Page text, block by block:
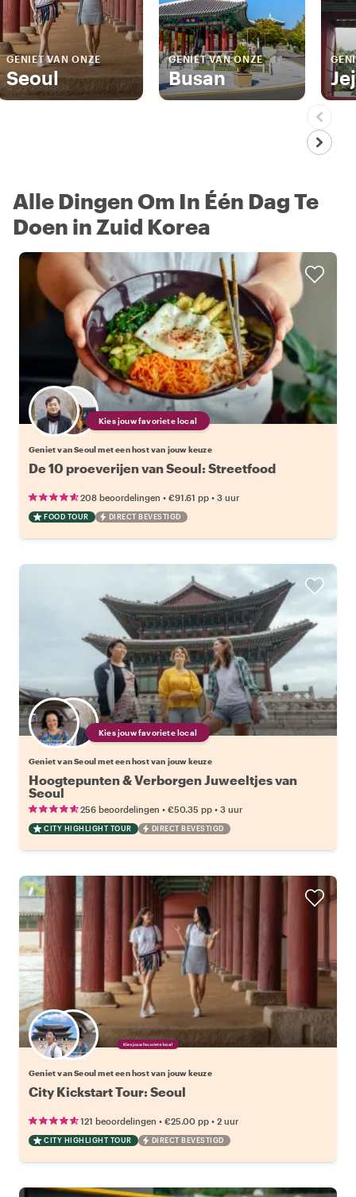
GENIET VAN ONZE
Seoul
GENIET VAN ONZE
Busan
Alle Dingen Om In Één Dag Te
Doen in Zuid Korea
Kies jouw favoriete local
Geniet van Seoul met een host van jouw keuze
De 10 proeverijen van Seoul: Streetfood
208 beoordelingen • €91.61 pp • 3 uur
FOOD TOUR DIRECT BEVESTIGD
Kies jouw favoriete local
Geniet van Seoul met een host van jouw keuze
Hoogtepunten & Verborgen Juweeltjes van
Seoul
256 beoordelingen • €50.35 pp • 3 uur
CITY HIGHLIGHT TOUR DIRECT BEVESTIGD
Kies jouw favoriete local
Geniet van Seoul met een host van jouw keuze
City Kickstart Tour: Seoul
121 beoordelingen • €25.00 pp • 2 uur
CITY HIGHLIGHT TOUR DIRECT BEVESTIGD